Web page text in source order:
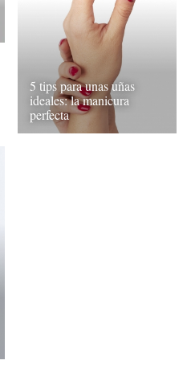
5 tips para unas uñas
ideales: la manicura
perfecta